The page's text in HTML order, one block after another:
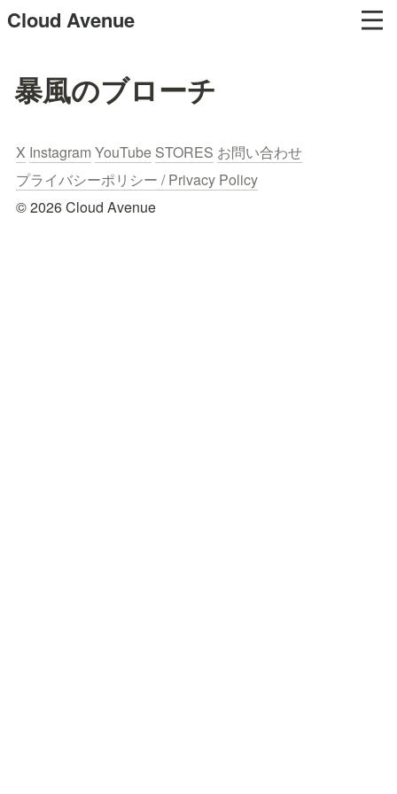
Cloud Avenue
暴風のブローチ
X Instagram YouTube STORES お問い合わせ
プライバシーポリシー / Privacy Policy
© 2026 Cloud Avenue